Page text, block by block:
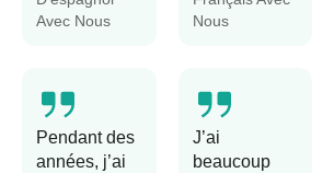
Avec Nous
Nous
Pendant des
années, j’ai
J’ai
beaucoup